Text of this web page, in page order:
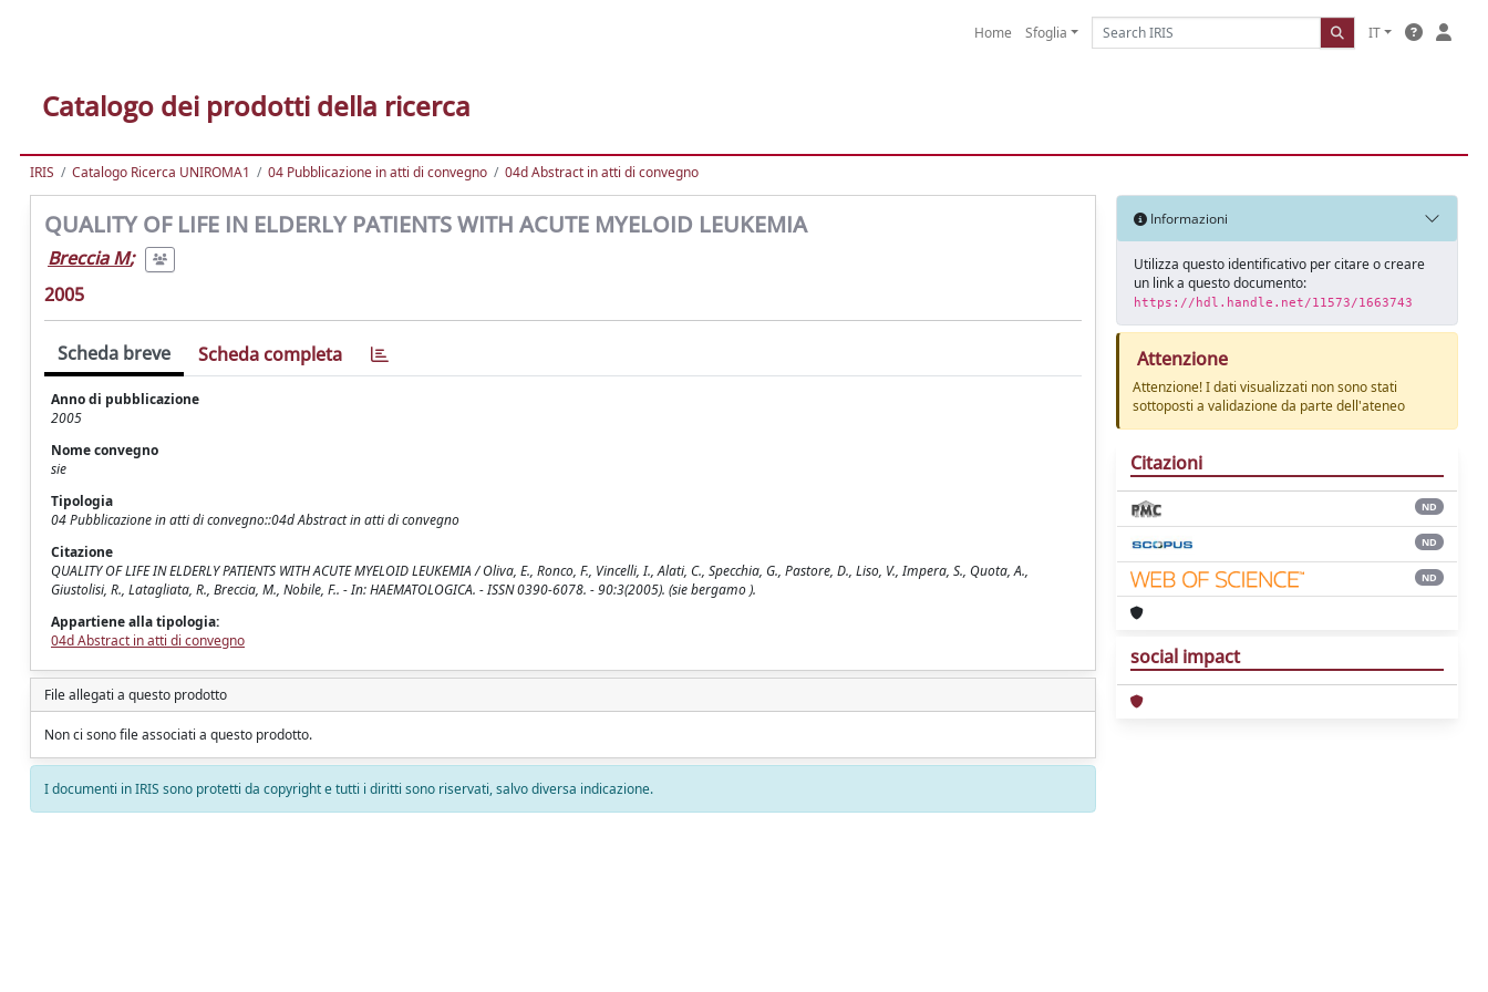
Home Sfoglia IT
Catalogo dei prodotti della ricerca
IRIS Catalogo Ricerca UNIROMA1 04 Pubblicazione in atti di convegno 04d Abstract in atti di convegno
QUALITY OF LIFE IN ELDERLY PATIENTS WITH ACUTE MYELOID LEUKEMIA
Breccia M;
2005
Scheda breve Scheda completa
Anno di pubblicazione
2005
Nome convegno
sie
Tipologia
04 Pubblicazione in atti di convegno::04d Abstract in atti di convegno
Citazione
QUALITY OF LIFE IN ELDERLY PATIENTS WITH ACUTE MYELOID LEUKEMIA / Oliva, E., Ronco, F., Vincelli, I., Alati, C., Specchia, G., Pastore, D., Liso, V., Impera, S., Quota, A.,
Giustolisi, R., Latagliata, R., Breccia, M., Nobile, F.. - In: HAEMATOLOGICA. - ISSN 0390-6078. - 90:3(2005). (sie bergamo ).
Appartiene alla tipologia:
04d Abstract in atti di convegno
File allegati a questo prodotto
Non ci sono file associati a questo prodotto.
I documenti in IRIS sono protetti da copyright e tutti i diritti sono riservati, salvo diversa indicazione.
Informazioni
Utilizza questo identificativo per citare o creare
un link a questo documento:
https://hdl.handle.net/11573/1663743
Attenzione
Attenzione! I dati visualizzati non sono stati
sottoposti a validazione da parte dell'ateneo
Citazioni
ND
ND
ND
social impact